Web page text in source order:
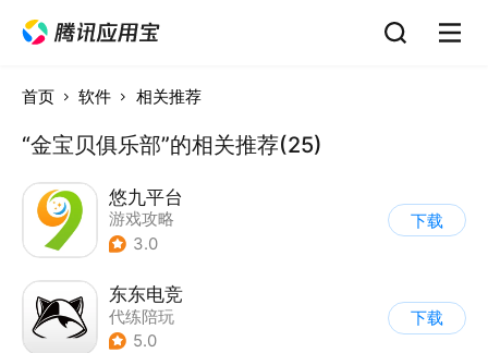
首页 软件 相关推荐
“金宝贝俱乐部”的相关推荐(25)
悠九平台
游戏攻略
3.0
下载
东东电竞
代练陪玩
5.0
下载